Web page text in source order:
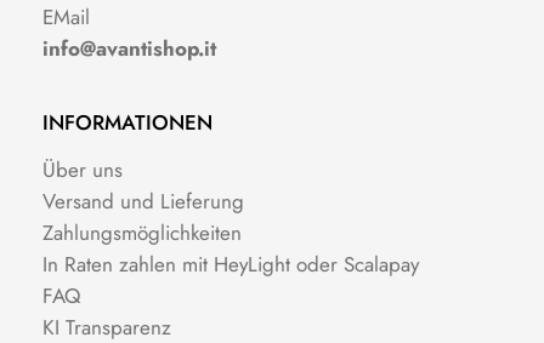
EMail
info@avantishop.it
INFORMATIONEN
Über uns
Versand und Lieferung
Zahlungsmöglichkeiten
In Raten zahlen mit HeyLight oder Scalapay
FAQ
KI Transparenz